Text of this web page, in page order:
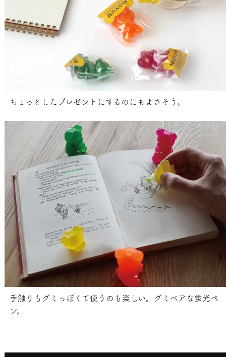
ちょっとしたプレゼントにするのにもよさそう。
手触りもグミっぽくて使うのも楽しい。グミベアな蛍光ペ
ン。